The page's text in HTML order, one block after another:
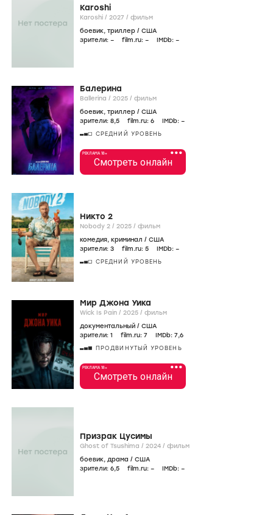
Karoshi
Karoshi / 2027 / фильм
боевик, триллер / США
зрители: – film.ru: – IMDb: –
Балерина
Ballerina / 2025 / фильм
боевик, триллер / США
зрители: 8,5 film.ru: 6 IMDb: –
СРЕДНИЙ УРОВЕНЬ
•••
РЕКЛАМА 18+
Смотреть онлайн
Никто 2
Nobody 2 / 2025 / фильм
комедия, криминал / США
зрители: 3 film.ru: 5 IMDb: –
СРЕДНИЙ УРОВЕНЬ
Мир Джона Уика
Wick Is Pain / 2025 / фильм
документальный / США
зрители: 1 film.ru: 7 IMDb: 7,6
ПРОДВИНУТЫЙ УРОВЕНЬ
•••
РЕКЛАМА 18+
Смотреть онлайн
Призрак Цусимы
Ghost of Tsushima / 2024 / фильм
боевик, драма / США
зрители: 6,5 film.ru: – IMDb: –